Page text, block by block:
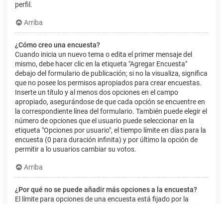
perfil.
Arriba
¿Cómo creo una encuesta?
Cuando inicia un nuevo tema o edita el primer mensaje del
mismo, debe hacer clic en la etiqueta "Agregar Encuesta"
debajo del formulario de publicación; si no la visualiza, significa
que no posee los permisos apropiados para crear encuestas.
Inserte un título y al menos dos opciones en el campo
apropiado, asegurándose de que cada opción se encuentre en
la correspondiente línea del formulario. También puede elegir el
número de opciones que el usuario puede seleccionar en la
etiqueta "Opciones por usuario", el tiempo límite en días para la
encuesta (0 para duración infinita) y por último la opción de
permitir a lo usuarios cambiar su votos.
Arriba
¿Por qué no se puede añadir más opciones a la encuesta?
El límite para opciones de una encuesta está fijado por la